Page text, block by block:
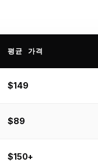
평균 가격
$149
$89
$150+